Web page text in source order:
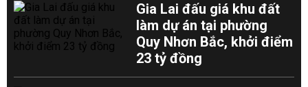
Gia Lai đấu giá khu đất
làm dự án tại phường
Quy Nhơn Bắc, khởi điểm
23 tỷ đồng